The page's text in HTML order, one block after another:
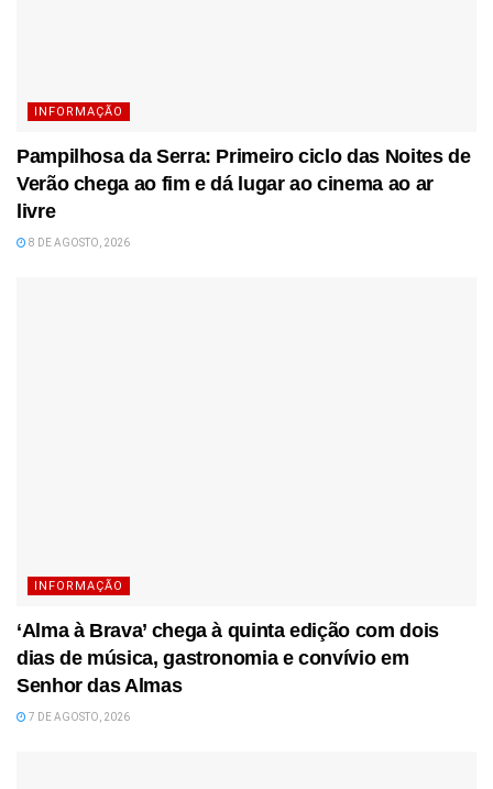
INFORMAÇÃO
Pampilhosa da Serra: Primeiro ciclo das Noites de
Verão chega ao fim e dá lugar ao cinema ao ar
livre
8 DE AGOSTO, 2026
INFORMAÇÃO
‘Alma à Brava’ chega à quinta edição com dois
dias de música, gastronomia e convívio em
Senhor das Almas
7 DE AGOSTO, 2026